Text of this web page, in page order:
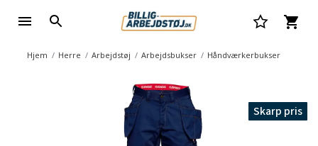
Hjem Herre Arbejdstøj Arbejdsbukser Håndværkerbukser
Skarp pris